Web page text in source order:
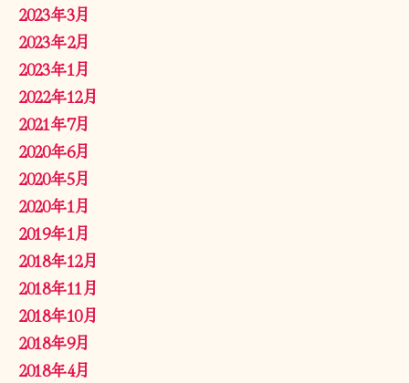
2023年3月
2023年2月
2023年1月
2022年12月
2021年7月
2020年6月
2020年5月
2020年1月
2019年1月
2018年12月
2018年11月
2018年10月
2018年9月
2018年4月